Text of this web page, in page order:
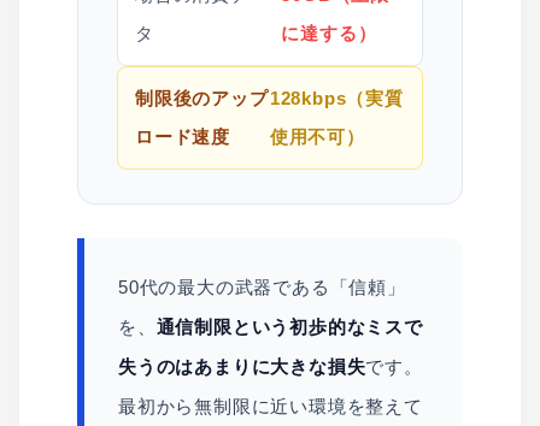
タ
に達する）
制限後のアップ
ロード速度
128kbps（実質
使用不可）
50代の最大の武器である「信頼」
を、 通信制限という初歩的なミスで
失うのはあまりに大きな損失です。
最初から無制限に近い環境を整えて